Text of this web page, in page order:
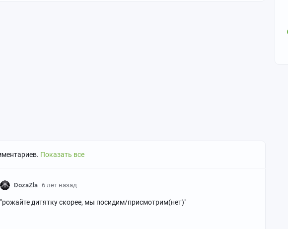
Показать все
DozaZla 6 лет назад
дитятку скорее, мы посидим/присмотрим(нет)"